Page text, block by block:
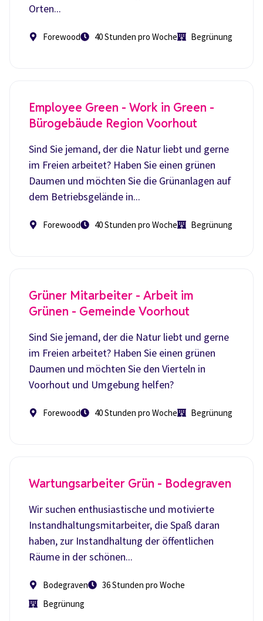
Orten...
Forewood 40 Stunden pro Woche Begrünung
Employee Green - Work in Green -
Bürogebäude Region Voorhout
Sind Sie jemand, der die Natur liebt und gerne
im Freien arbeitet? Haben Sie einen grünen
Daumen und möchten Sie die Grünanlagen auf
dem Betriebsgelände in...
Forewood 40 Stunden pro Woche Begrünung
Grüner Mitarbeiter - Arbeit im
Grünen - Gemeinde Voorhout
Sind Sie jemand, der die Natur liebt und gerne
im Freien arbeitet? Haben Sie einen grünen
Daumen und möchten Sie den Vierteln in
Voorhout und Umgebung helfen?
Forewood 40 Stunden pro Woche Begrünung
Wartungsarbeiter Grün - Bodegraven
Wir suchen enthusiastische und motivierte
Instandhaltungsmitarbeiter, die Spaß daran
haben, zur Instandhaltung der öffentlichen
Räume in der schönen...
Bodegraven
36 Stunden pro Woche
Begrünung